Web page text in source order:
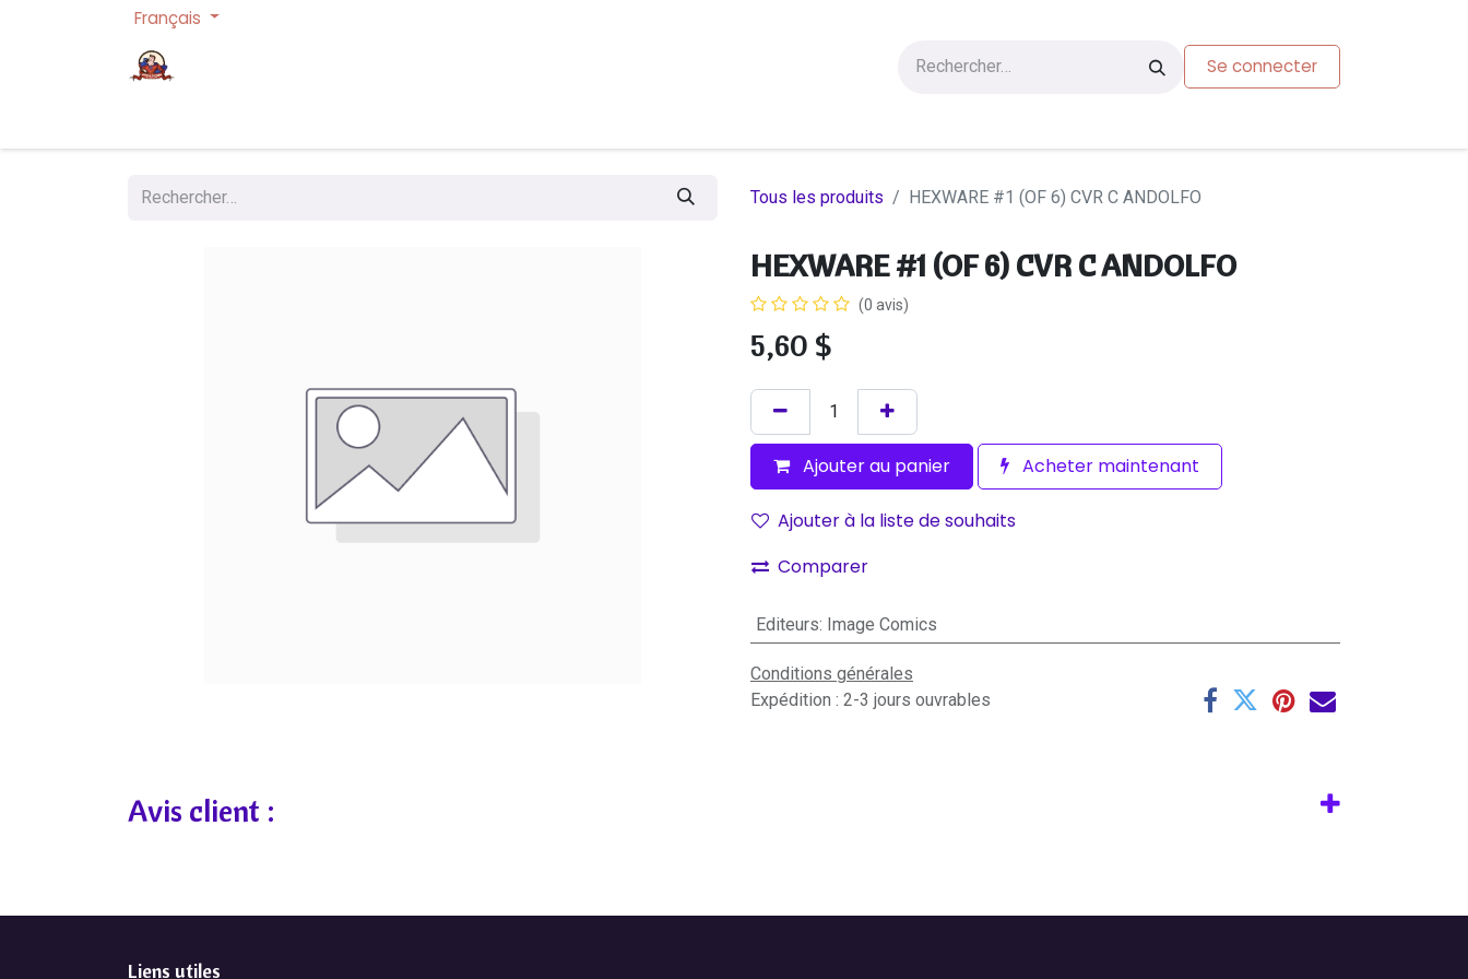
Français
Se connecter
Tous les produits HEXWARE #1 (OF 6) CVR C ANDOLFO
HEXWARE #1 (OF 6) CVR C ANDOLFO
(0 avis)
5,60 $
Ajouter au panier Acheter maintenant
Ajouter à la liste de souhaits
Comparer
Editeurs: Image Comics
Conditions générales
Expédition : 2-3 jours ouvrables
Avis client :
Liens utiles